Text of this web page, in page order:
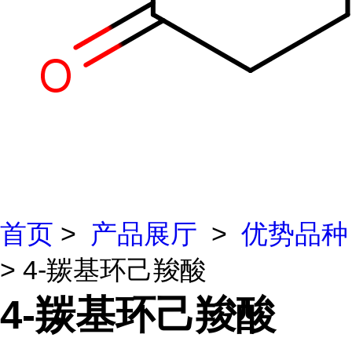
首页 > 产品展厅 > 优势品种
> 4-羰基环己羧酸
4-羰基环己羧酸